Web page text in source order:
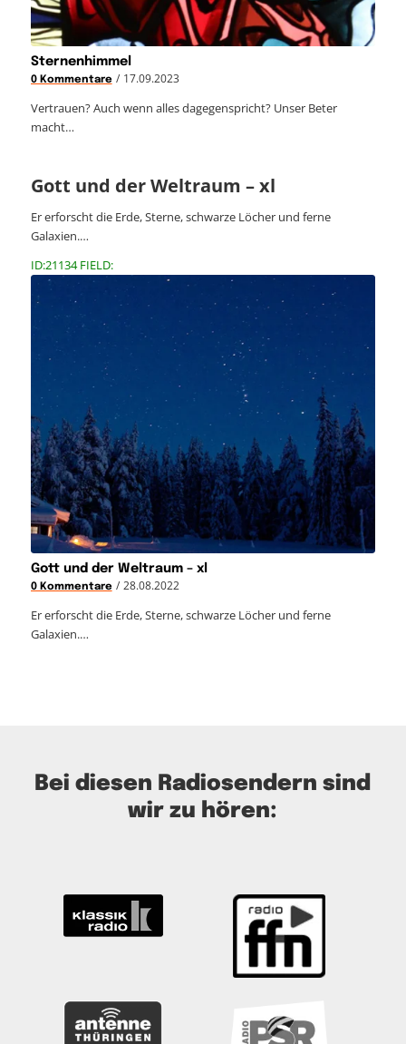
Sternenhimmel
0 Kommentare / 17.09.2023
Vertrauen? Auch wenn alles dagegenspricht? Unser Beter
macht…
Gott und der Weltraum – xl
Er erforscht die Erde, Sterne, schwarze Löcher und ferne
Galaxien.…
ID:21134 FIELD:
Gott und der Weltraum – xl
0 Kommentare / 28.08.2022
Er erforscht die Erde, Sterne, schwarze Löcher und ferne
Galaxien.…
Bei diesen Radiosendern sind
wir zu hören: